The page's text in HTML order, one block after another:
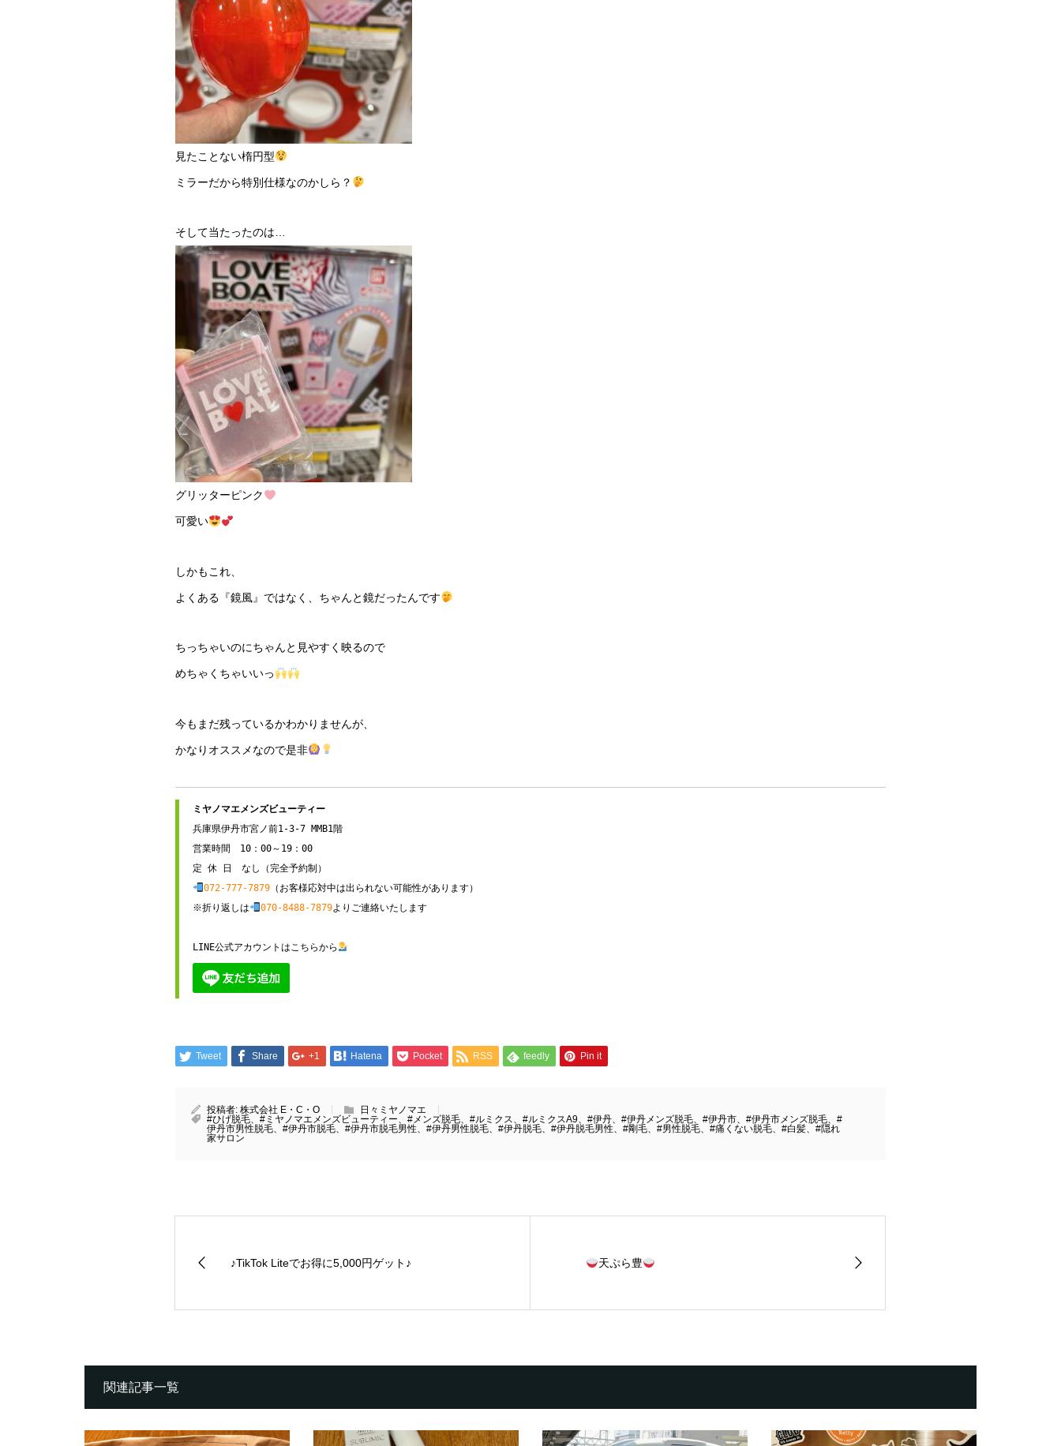
見たことない楕円型
ミラーだから特別仕様なのかしら？
そして当たったのは…
グリッターピンク
可愛い
しかもこれ、
よくある『鏡風』ではなく、ちゃんと鏡だったんです
ちっちゃいのにちゃんと見やすく映るので
めちゃくちゃいいっ
今もまだ残っているかわかりませんが、
かなりオススメなので是非
兵庫県伊丹市宮ノ前1-3-7 MMB1階
営業時間　10：00～19：00
072-777-7879（お客様応対中は出られない可能性があります）
※折り返しは
070-8488-7879よりご連絡いたします
LINE公式アカウントはこちらから
Tweet Share +1 Hatena Pocket RSS feedly Pin it
投稿者: 株式会社 E・C・O
日々ミヤノマエ
#ひげ脱毛、#ミヤノマエメンズビューティー、#メンズ脱毛、#ルミクス、#ルミクスA9、#伊丹、#伊丹メンズ脱毛、#伊丹市、#伊丹市メンズ脱毛、#
伊丹市男性脱毛、#伊丹市脱毛、#伊丹市脱毛男性、#伊丹男性脱毛、#伊丹脱毛、#伊丹脱毛男性、#剛毛、#男性脱毛、#痛くない脱毛、#白髪、#隠れ
家サロン
♪TikTok Liteでお得に5,000円ゲット♪ 天ぷら豊
関連記事一覧